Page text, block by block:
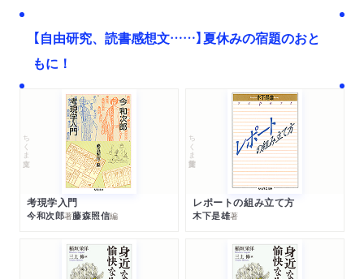
【自由研究、読書感想文……】夏休みの宿題のおと
もに！
ちくま文庫
考現学入門
今和次郎著藤森照信編
ちくま学芸文庫
レポートの組み立て方
木下是雄著